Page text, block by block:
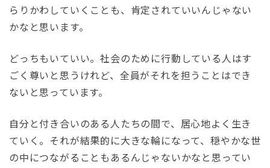
らりかわしていくことも、肯定されていいんじゃない
かなと思います。
どっちもいていい。社会のために行動している人はす
ごく尊いと思うけれど、全員がそれを担うことはでき
ないと思っています。
自分と付き合いのある人たちの間で、居心地よく生き
ていく。それが結果的に大きな輪になって、穏やかな世
の中につながることもあるんじゃないかなと思ってい